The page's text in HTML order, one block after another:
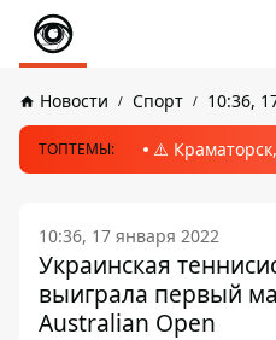
Новости Спорт 10:36,
ТОПТЕМЫ: ⚠️
10:36, 17 января 2022
Украинская
выиграла первый
Australian Open